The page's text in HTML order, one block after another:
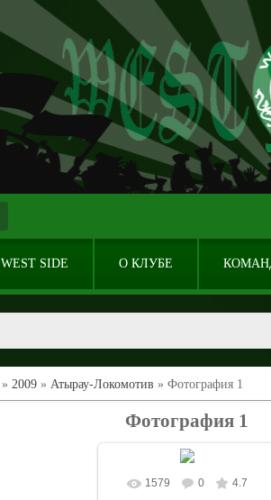
WEST SIDE О КЛУБЕ
» 2009 » Атырау-Локомотив » Фотография 1
Фотография 1
В реальном размере
1579 0 4.7